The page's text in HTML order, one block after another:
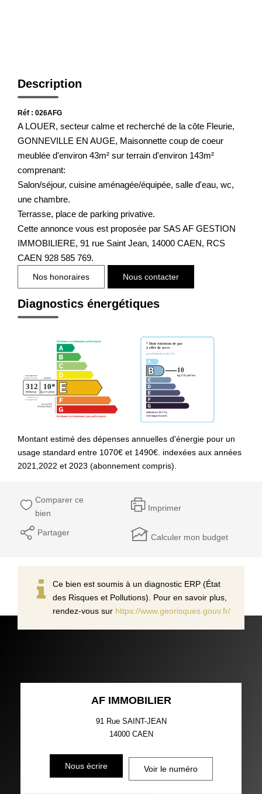
Description
Réf : 026AFG
A LOUER, secteur calme et recherché de la côte Fleurie,
GONNEVILLE EN AUGE, Maisonnette coup de coeur
meublée d'environ 43m² sur terrain d'environ 143m²
comprenant:
Salon/séjour, cuisine aménagée/équipée, salle d'eau, wc,
une chambre.
Terrasse, place de parking privative.
Cette annonce vous est proposée par SAS AF GESTION
IMMOBILIERE, 91 rue Saint Jean, 14000 CAEN, RCS
CAEN 928 585 769.
Nos honoraires Nous contacter
Diagnostics énergétiques
Montant estimé des dépenses annuelles d'énergie pour un
usage standard entre 1070€ et 1490€. indexées aux années
2021,2022 et 2023 (abonnement compris).
Comparer ce
bien
Imprimer
Partager Calculer mon budget
Ce bien est soumis à un diagnostic ERP (État
des Risques et Pollutions). Pour en savoir plus,
rendez-vous sur https://www.georisques.gouv.fr/
AF IMMOBILIER
91 Rue SAINT-JEAN
14000 CAEN
Nous écrire Voir le numéro